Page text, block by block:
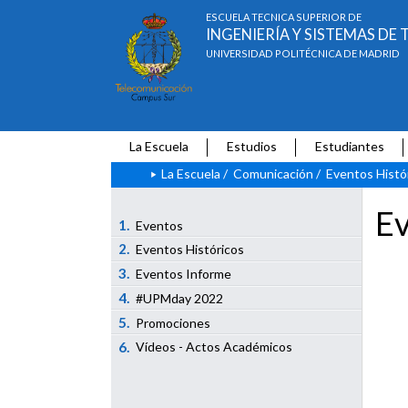
ESCUELA TÉCNICA SUPERIOR DE
INGENIERÍA Y SISTEMAS
UNIVERSIDAD POLITÉCNICA DE MADRID
La Escuela Estudios
Estudiantes
La Escuela / Comunicación / Eventos
1. Eventos
2. Eventos Históricos
3. Eventos Informe
4. #UPMday 2022
5. Promociones
6. Vídeos - Actos Académicos